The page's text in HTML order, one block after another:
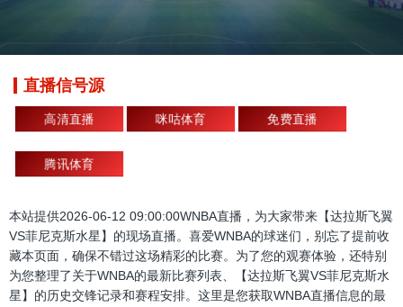
直播信号源
高清直播 咪咕体育 免费直播
腾讯体育
本站提供2026-06-12 09:00:00WNBA直播，为大家带来【达拉斯飞翼
VS菲尼克斯水星】的现场直播。喜爱WNBA的球迷们，别忘了提前收
藏本页面，确保不错过这场精彩的比赛。为了您的观赛体验，还特别
为您整理了关于WNBA的最新比赛列表、【达拉斯飞翼VS菲尼克斯水
星】的历史交锋记录和赛程安排。这里是您获取WNBA直播信息的最